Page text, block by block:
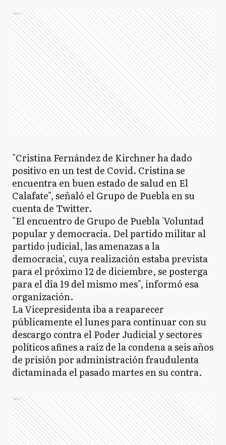
Ads
"Cristina Fernández de Kirchner ha dado
positivo en un test de Covid. Cristina se
encuentra en buen estado de salud en El
Calafate", señaló el Grupo de Puebla en su
cuenta de Twitter.
"El encuentro de Grupo de Puebla 'Voluntad
popular y democracia. Del partido militar al
partido judicial, las amenazas a la
democracia', cuya realización estaba prevista
para el próximo 12 de diciembre, se posterga
para el día 19 del mismo mes", informó esa
organización.
La Vicepresidenta iba a reaparecer
públicamente el lunes para continuar con su
descargo contra el Poder Judicial y sectores
políticos afines a raíz de la condena a seis años
de prisión por administración fraudulenta
dictaminada el pasado martes en su contra.
Ads